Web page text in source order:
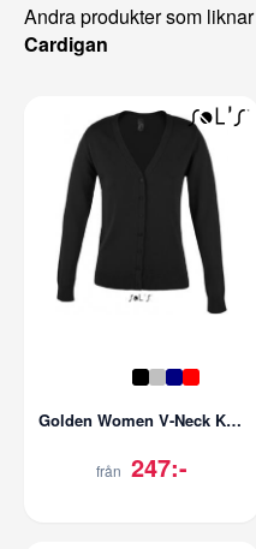
Andra produkter som liknar
Cardigan
Golden Women V-Neck Knitted Cardigan
från 247:-